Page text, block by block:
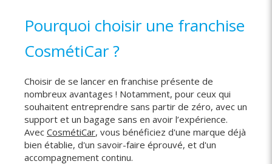
Pourquoi choisir une franchise
CosmétiCar ?
Choisir de se lancer en franchise présente de
nombreux avantages ! Notamment, pour ceux qui
souhaitent entreprendre sans partir de zéro, avec un
support et un bagage sans en avoir l’expérience.
Avec CosmétiCar, vous bénéficiez d'une marque déjà
bien établie, d'un savoir-faire éprouvé, et d'un
accompagnement continu.